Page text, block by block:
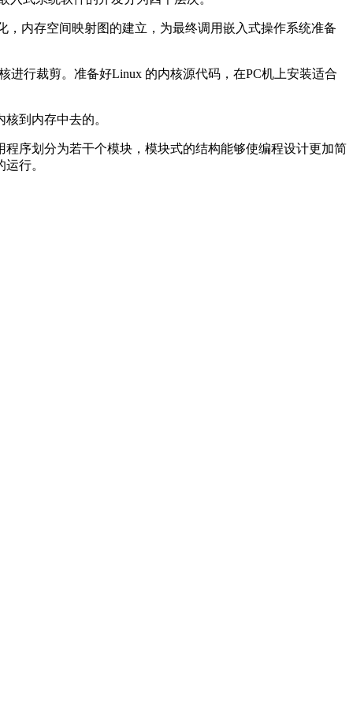
，内存空间映射图的建立，为最终调用嵌入式操作系统准备
行裁剪。准备好Linux 的内核源代码，在PC机上安装适合
到内存中去的。
序划分为若干个模块，模块式的结构能够使编程设计更加简
行。